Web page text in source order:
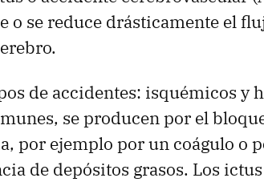
o se reduce drásticamente el
de accidentes: isquémicos y
se producen por el
por ejemplo por un coágulo o
de depósitos grasos. Los